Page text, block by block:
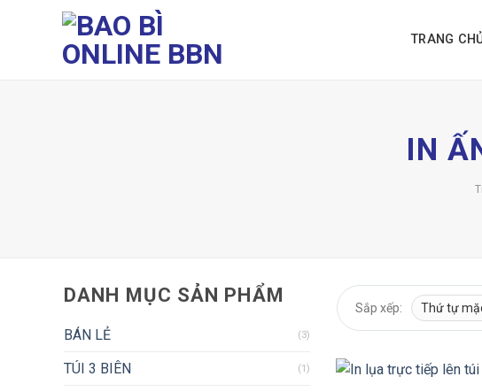
TRANG
IN
DANH MỤC SẢN PHẨM
BÁN LẺ (3)
TÚI 3 BIÊN (1)
Sắp xếp: